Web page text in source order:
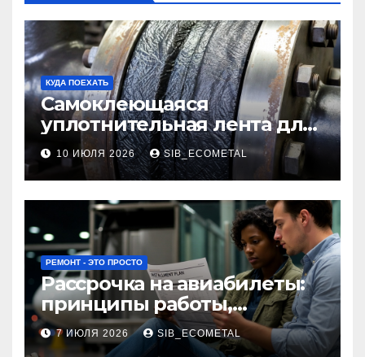
КУДА ПОЕХАТЬ
Самоклеющаяся
уплотнительная лента для
огнезащиты фланцевых
соединений
10 ИЮЛЯ 2026 SIB_ECOMETAL
РЕМОНТ - ЭТО ПРОСТО
Рассрочка на авиабилеты:
принципы работы,
требования и
потенциальные риски
7 ИЮЛЯ 2026 SIB_ECOMETAL